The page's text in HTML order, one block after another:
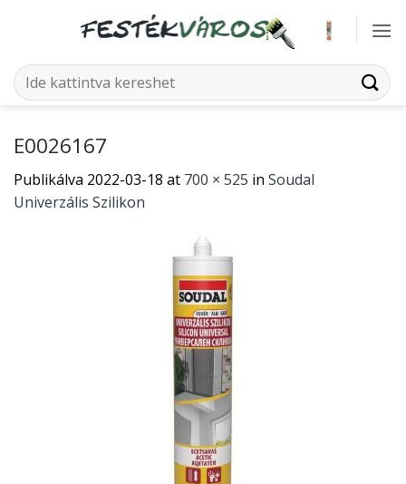
Keresés
a
E0026167
Publikálva 2022-03-18 at 700 × 525 in Soudal
Univerzális Szilikon